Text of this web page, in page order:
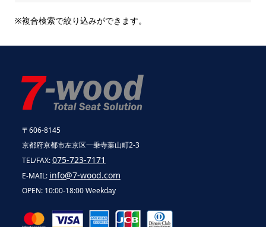
※複合検索で絞り込みができます。
〒606-8145
京都府京都市左京区一乗寺葉山町2-3
TEL/FAX:075-723-7171
E-MAIL: info@7-wood.com
OPEN: 10:00-18:00 Weekday